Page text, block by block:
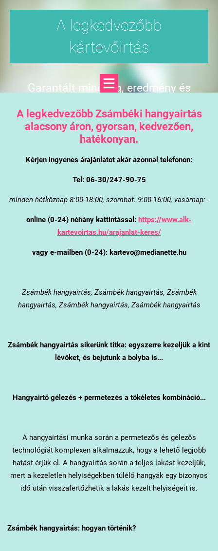
A legkedvezőbb
kártevőirtás
Garantált minőség, eredmény és
A legkedvezőbb Zsámbéki hangyairtás
alacsony áron, gyorsan, kedvezően,
hatékonyan.
Kérjen ingyenes árajánlatot akár azonnal telefonon:
Tel: 06-30/247-90-75
minden hétköznap 8:00-18:00, szombat: 9:00-16:00, vasárnap: -
online (0-24) néhány kattintással: https://www.alk-
kartevoirtas.hu/arajanlat-keres/
vagy e-mailben (0-24): kartevo@medianette.hu
Zsámbékhangyairtás, Zsámbék hangyairtás, Zsámbék
hangyairtás, Zsámbék hangyairtás, Zsámbék hangyairtás
Zsámbék hangyairtás sikerünk titka: egyszerre kezeljük a kint
lévőket, és bejutunk a bolyba is...
Hangyairtó gélezés + permetezés a tökéletes kombináció...
A hangyairtási munka során a permetezős és gélezős
technológiát komplexen alkalmazzuk, hogy a lehető legjobb
hatást érjük el. A hangyairtás során a teljes lakást kezeljük,
mert a kezeletlen helyiségekben túlélő hangyák egy bizonyos
idő után visszafertőzhetik a lakás kezelt helyiségeit is.
Zsámbékhangyairtás: hogyan történik?